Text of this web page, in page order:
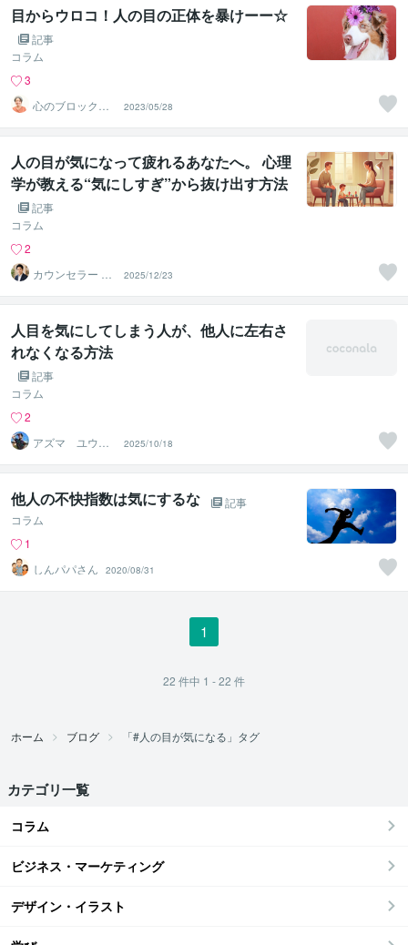
目からウロコ！人の目の正体を暴けーー☆
記事
コラム
3
心のブロック解
放♪心のセラピス
ト☆まる
2023/05/28
人の目が気になって疲れるあなたへ。 心理
学が教える“気にしすぎ”から抜け出す方法
記事
コラム
2
カウンセラー ゆ
うすけ
2025/12/23
人目を気にしてしまう人が、他人に左右さ
れなくなる方法
記事
コラム
2
アズマ ユウタ
｜前進コーチ
2025/10/18
他人の不快指数は気にするな
記事
コラム
1
しんパパさん
2020/08/31
1
22 件中 1 - 22 件
ホーム ブログ 「#人の目が気になる」タグ
カテゴリ一覧
コラム
ビジネス・マーケティング
デザイン・イラスト